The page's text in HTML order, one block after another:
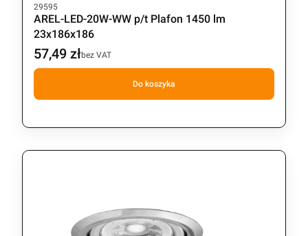
Kod produktu
29595
AREL-LED-20W-WW p/t Plafon 1450 lm
23x186x186
Cena
57,49 złbez VAT
Do koszyka